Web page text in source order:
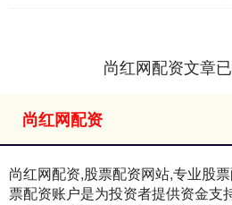
尚红网配资文章
尚红网配资
尚红网配资,股票配资网站,专业股
票配资账户是为投资者提供资金支